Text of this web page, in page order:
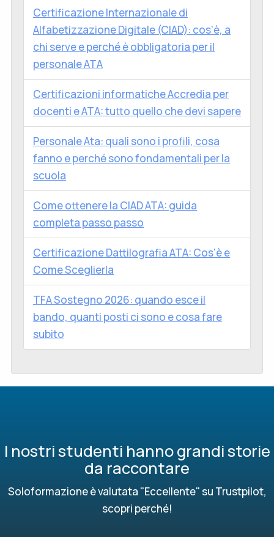
Certificazione Internazionale di
Alfabetizzazione Digitale (CIAD): cos'è, a
chi serve e perché è obbligatoria per il
personale ATA
Certificazioni informatiche Accredia per
docenti e ATA: tutto quello che devi sapere
Personale Ata: quali sono i profili, cosa
fanno e perché sono fondamentali per la
scuola
Come ottenere la CIAD ATA: guida
completa passo passo
Certificazione Dattilografia ATA: Cos'è e
Come Sceglierla
TFA Sostegno 2026: quando esce il
bando, quanti posti ci sono e cosa fare
subito
I nostri studenti hanno grandi storie
da raccontare
Soloformazione è valutata "Eccellente" su Trustpilot,
scopri perché!